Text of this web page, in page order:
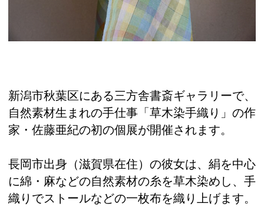
新潟市秋葉区にある三方舎書斎ギャラリーで、
自然素材生まれの手仕事「草木染手織り」の作
家・佐藤亜紀の初の個展が開催されます。
長岡市出身（滋賀県在住）の彼女は、絹を中心
に綿・麻などの自然素材の糸を草木染めし、手
織りでストールなどの一枚布を織り上げます。